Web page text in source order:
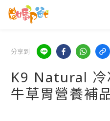
分享到
K9 Natural 冷
牛草胃營養補